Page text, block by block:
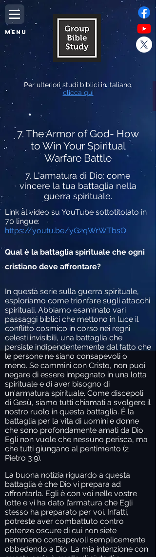
MENU
Per ulteriori studi biblici in italiano,
clicca qui
7. The Armor of God- How
to Win Your Spiritual
Warfare Battle
7. L'armatura di Dio: come
vincere la tua battaglia nella
guerra spirituale.
Link al video su YouTube sottotitolato in
70 lingue:
https://youtu.be/yG2qWrWTbsQ
Qual è la battaglia spirituale che ogni
cristiano deve affrontare?
In questa serie sulla guerra spirituale,
esploriamo come trionfare sugli attacchi
spirituali. Abbiamo esaminato vari
passaggi biblici che mettono in luce il
conflitto cosmico in corso nei regni
celesti invisibili, una battaglia che
persiste indipendentemente dal fatto che
le persone ne siano consapevoli o
meno. Se cammini con Cristo, non puoi
negare di essere impegnato in una lotta
spirituale e di aver bisogno di
un'armatura spirituale. Come discepoli
di Gesù, siamo tutti chiamati a svolgere il
nostro ruolo in questa battaglia. È la
battaglia per la vita di uomini e donne
che sono profondamente amati da Dio.
Egli non vuole che nessuno perisca, ma
che tutti giungano al pentimento (2
Pietro 3:9).
La buona notizia riguardo a questa
battaglia è che Dio vi prepara ad
affrontarla. Egli è con voi nelle vostre
lotte e vi ha dato l’armatura che Egli
stesso ha preparato per voi. Infatti,
potreste aver combattuto contro
potenze oscure di cui non siete
nemmeno consapevoli semplicemente
obbedendo a Dio. La mia intenzione con